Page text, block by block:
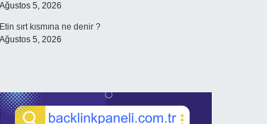
Ağustos 5, 2026
Etin sırt kısmına ne denir ?
Ağustos 5, 2026